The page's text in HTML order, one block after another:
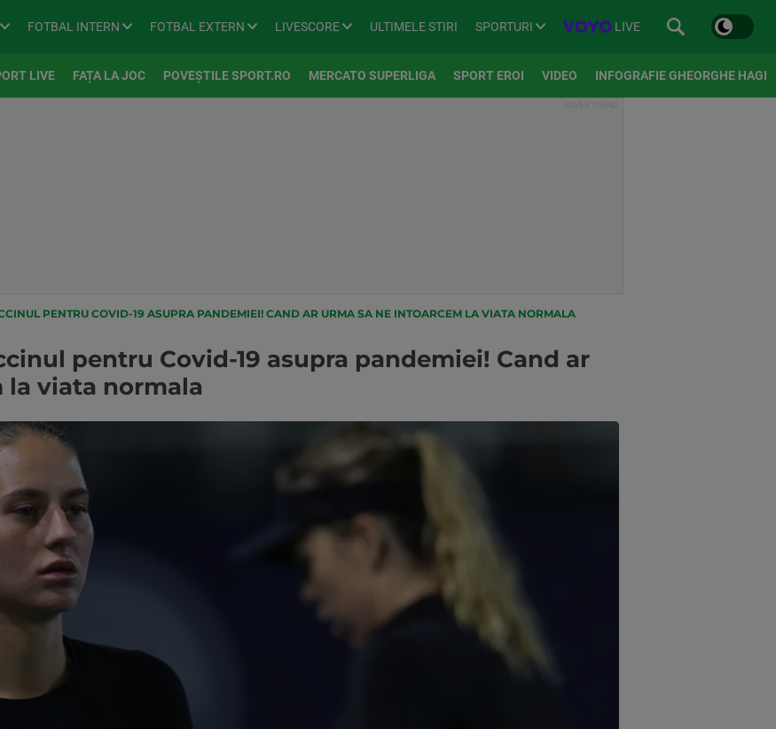
FOTBAL INTERN FOTBAL EXTERN LIVESCORE ULTIMELE STIRI SPORTURI LIVE
LIVE FAȚA LA JOC POVEȘTILE SPORT.RO MERCATO SUPERLIGA SPORT EROI VIDEO INFOGRAFIE GHEORGHE HAGI
PENTRU COVID-19 ASUPRA PANDEMIEI! CAND AR URMA SA NE INTOARCEM LA VIATA NORMALA
pentru Covid-19 asupra pandemiei! Cand ar
la viata normala